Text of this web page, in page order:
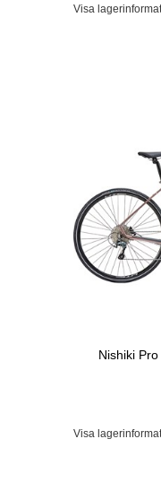
Visa
Nishiki
Visa